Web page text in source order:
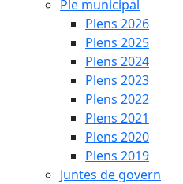
Ple municipal
Plens 2026
Plens 2025
Plens 2024
Plens 2023
Plens 2022
Plens 2021
Plens 2020
Plens 2019
Juntes de govern